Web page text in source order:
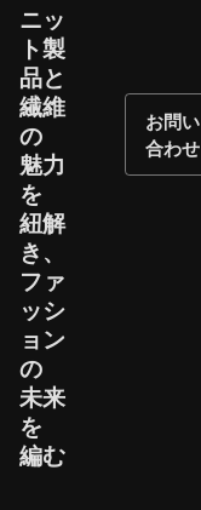
ニッ
ト製
品と​
繊維
の​
魅力
を​
紐解
き、​
ファ
ッシ
ョン
の​
未来
を​
編む
お問い
合わせ